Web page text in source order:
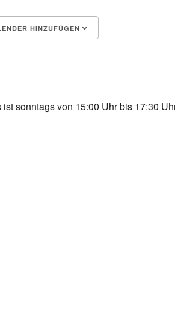
HINZUFÜGEN
Google
sonntags von 15:00 Uhr bis 17:30